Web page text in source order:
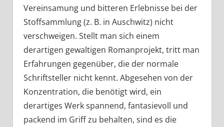
Vereinsamung und bitteren Erlebnisse bei der
Stoffsammlung (z. B. in Auschwitz) nicht
verschweigen. Stellt man sich einem
derartigen gewaltigen Romanprojekt, tritt man
Erfahrungen gegenüber, die der normale
Schriftsteller nicht kennt. Abgesehen von der
Konzentration, die benötigt wird, ein
derartiges Werk spannend, fantasievoll und
packend im Griff zu behalten, sind es die